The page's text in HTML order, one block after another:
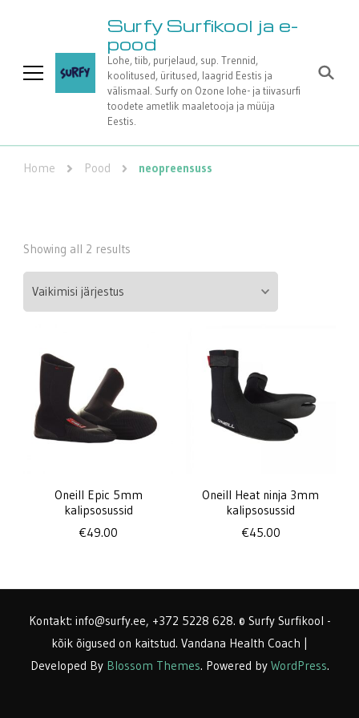
Surfy Surfikool ja e-
pood
Lohe, tiib, purjelaud, sup. Trennid,
koolitused, üritused, laagrid Eestis ja
välismaal. Surfy on Ozone lohe- ja tiivasurfi
toodete ametlik maaletooja ja müüja
Eestis.
Home Pood neopreensuss
Showing all 2 results
Oneill Epic 5mm
kalipsosussid
€49.00
Oneill Heat ninja 3mm
kalipsosussid
€45.00
Kontakt: info@surfy.ee, +372 5228 628. © Surfy Surfikool -
kõik õigused on kaitstud. Vandana Health Coach |
Developed By Blossom Themes. Powered by WordPress.